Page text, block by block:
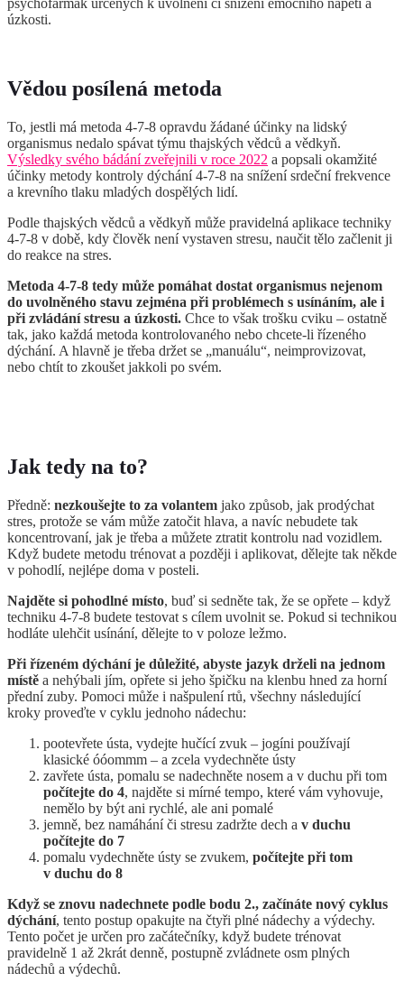
psychofarmak určených k uvolnění či snížení emočního napětí a
úzkosti.
Vědou posílená metoda
To, jestli má metoda 4-7-8 opravdu žádané účinky na lidský
organismus nedalo spávat týmu thajských vědců a vědkyň.
Výsledky svého bádání zveřejnili v roce 2022 a popsali okamžité
účinky metody kontroly dýchání 4-7-8 na snížení srdeční frekvence
a krevního tlaku mladých dospělých lidí.
Podle thajských vědců a vědkyň může pravidelná aplikace techniky
4-7-8 v době, kdy člověk není vystaven stresu, naučit tělo začlenit ji
do reakce na stres.
Metoda 4-7-8 tedy může pomáhat dostat organismus nejenom
do uvolněného stavu zejména při problémech s usínáním, ale i
při zvládání stresu a úzkosti. Chce to však trošku cviku – ostatně
tak, jako každá metoda kontrolovaného nebo chcete-li řízeného
dýchání. A hlavně je třeba držet se „manuálu“, neimprovizovat,
nebo chtít to zkoušet jakkoli po svém.
Jak tedy na to?
Předně: nezkoušejte to za volantem jako způsob, jak prodýchat
stres, protože se vám může zatočit hlava, a navíc nebudete tak
koncentrovaní, jak je třeba a můžete ztratit kontrolu nad vozidlem.
Když budete metodu trénovat a později i aplikovat, dělejte tak někde
v pohodlí, nejlépe doma v posteli.
Najděte si pohodlné místo, buď si sedněte tak, že se opřete – když
techniku 4-7-8 budete testovat s cílem uvolnit se. Pokud si technikou
hodláte ulehčit usínání, dělejte to v poloze ležmo.
Při řízeném dýchání je důležité, abyste jazyk drželi na jednom
místě a nehýbali jím, opřete si jeho špičku na klenbu hned za horní
přední zuby. Pomoci může i našpulení rtů, všechny následující
kroky proveďte v cyklu jednoho nádechu:
pootevřete ústa, vydejte hučící zvuk – jogíni používají
klasické óóommm – a zcela vydechněte ústy
zavřete ústa, pomalu se nadechněte nosem a v duchu při tom
počítejte do 4, najděte si mírné tempo, které vám vyhovuje,
nemělo by být ani rychlé, ale ani pomalé
jemně, bez namáhání či stresu zadržte dech a v duchu
počítejte do 7
pomalu vydechněte ústy se zvukem, počítejte při tom
v duchu do 8
Když se znovu nadechnete podle bodu 2., začínáte nový cyklus
dýchání, tento postup opakujte na čtyři plné nádechy a výdechy.
Tento počet je určen pro začátečníky, když budete trénovat
pravidelně 1 až 2krát denně, postupně zvládnete osm plných
nádechů a výdechů.